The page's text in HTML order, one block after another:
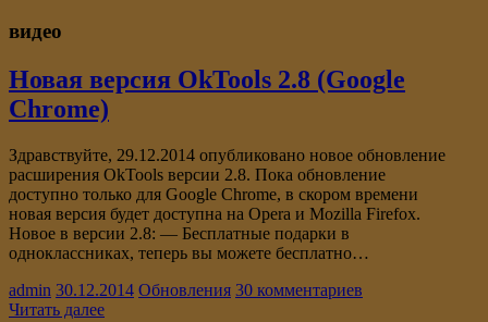
видео
Новая версия OkTools 2.8 (Google
Chrome)
Здравствуйте, 29.12.2014 опубликовано новое обновление
расширения OkTools версии 2.8. Пока обновление
доступно только для Google Chrome, в скором времени
новая версия будет доступна на Opera и Mozilla Firefox.
Новое в версии 2.8: — Бесплатные подарки в
одноклассниках, теперь вы можете бесплатно…
admin 30.12.2014 Обновления 30 комментариев
Читать далее